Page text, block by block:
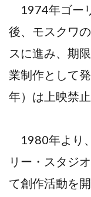
1974年ゴー
後、モスクワ
スに進み、期
業制作として
年）は上映禁
1980年より
リー・スタジ
て創作活動を